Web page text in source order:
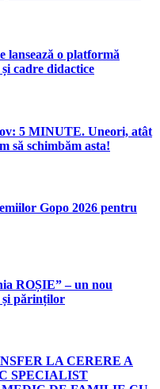
lansează o platformă
cadre didactice
5 MINUTE. Uneori, atât
să schimbăm asta!
Gopo 2026 pentru
ROȘIE” – un nou
și părinților
LA CERERE A
SPECIALIST